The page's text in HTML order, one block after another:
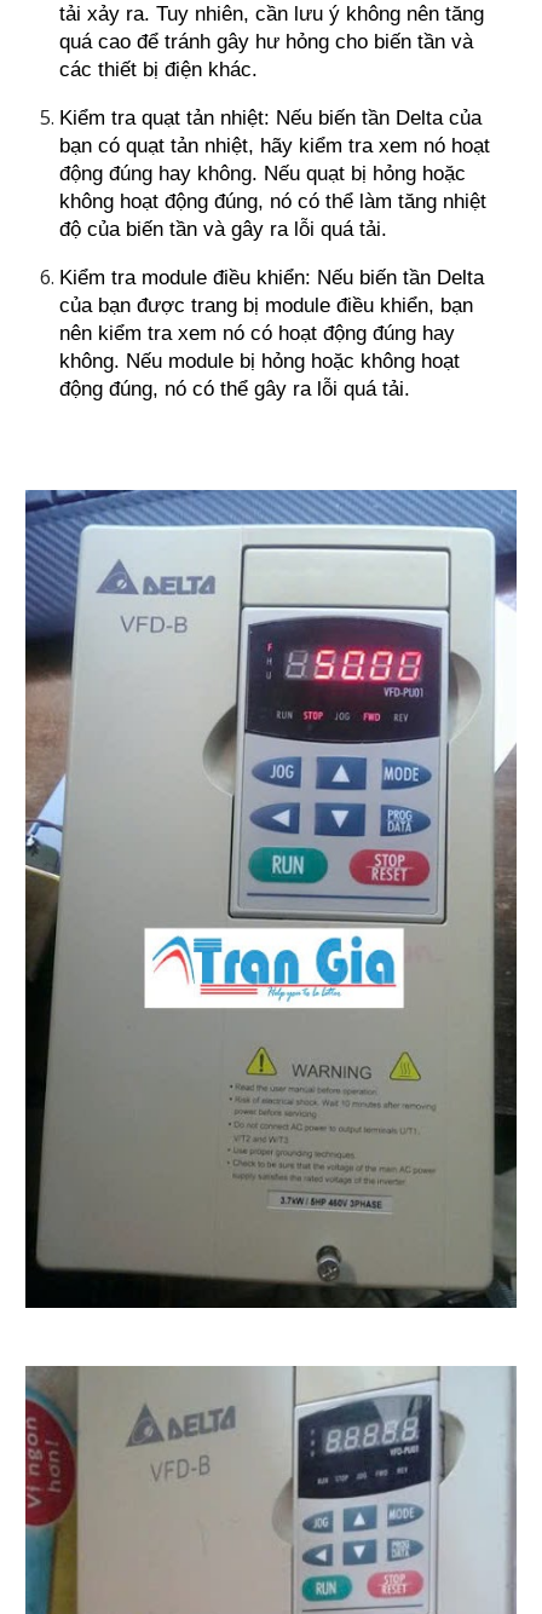
tải xảy ra. Tuy nhiên, cần lưu ý không nên tăng
quá cao để tránh gây hư hỏng cho biến tần và
các thiết bị điện khác.
Kiểm tra quạt tản nhiệt: Nếu biến tần Delta của
bạn có quạt tản nhiệt, hãy kiểm tra xem nó hoạt
động đúng hay không. Nếu quạt bị hỏng hoặc
không hoạt động đúng, nó có thể làm tăng nhiệt
độ của biến tần và gây ra lỗi quá tải.
Kiểm tra module điều khiển: Nếu biến tần Delta
của bạn được trang bị module điều khiển, bạn
nên kiểm tra xem nó có hoạt động đúng hay
không. Nếu module bị hỏng hoặc không hoạt
động đúng, nó có thể gây ra lỗi quá tải.